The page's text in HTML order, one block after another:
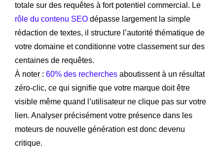
totale sur des requêtes à fort potentiel commercial. Le
rôle du contenu SEO dépasse largement la simple
rédaction de textes, il structure l’autorité thématique de
votre domaine et conditionne votre classement sur des
centaines de requêtes.
À noter : 60% des recherches aboutissent à un résultat
zéro-clic, ce qui signifie que votre marque doit être
visible même quand l’utilisateur ne clique pas sur votre
lien. Analyser précisément votre présence dans les
moteurs de nouvelle génération est donc devenu
critique.